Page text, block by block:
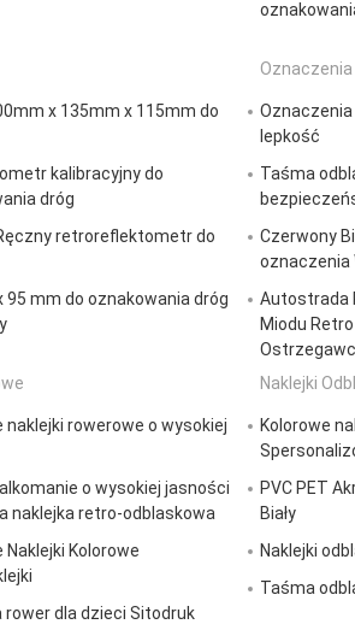
x 135mm x 115mm do
kalibracyjny do
dróg
retroreflektometr do
mm do oznakowania dróg
lepkość
Taśma
Czerwony
oznaczenia
Autostrada
Miodu
naklejki rowerowe o wysokiej
o wysokiej jasności
naklejka retro-odblaskowa
Kolorowe
rower dla dzieci Sitodruk
Naklejki
Kolorowe
PVC PET
Biały
Naklejki
Taśma